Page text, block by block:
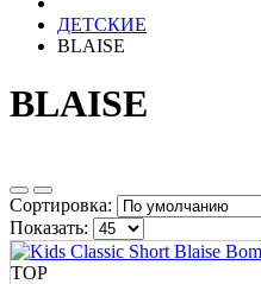
ДЕТСКИЕ
BLAISE
BLAISE
Сортировка:
Показать:
TOP